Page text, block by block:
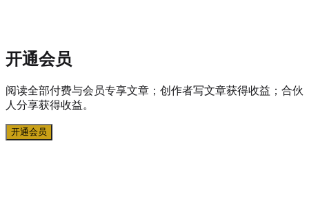
开通会员
阅读全部付费与会员专享文章；创作者写文章获得收益；合伙
人分享获得收益。
开通会员